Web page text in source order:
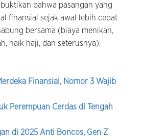
bahwa pasangan yang
finansial sejak awal lebih cepat
bersama (biaya menikah,
naik haji, dan seterusnya).
Finansial, Nomor 3 Wajib
Perempuan Cerdas di Tengah
di 2025 Anti Boncos, Gen Z